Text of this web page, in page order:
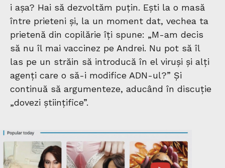
i așa? Hai să dezvoltăm puțin. Ești la o masă
între prieteni și, la un moment dat, vechea ta
prietenă din copilărie îți spune: „M-am decis
să nu îl mai vaccinez pe Andrei. Nu pot să îl
las pe un străin să introducă în el viruși și alți
agenți care o să-i modifice ADN-ul?” Și
continuă să argumenteze, aducând în discuție
„dovezi științifice”.